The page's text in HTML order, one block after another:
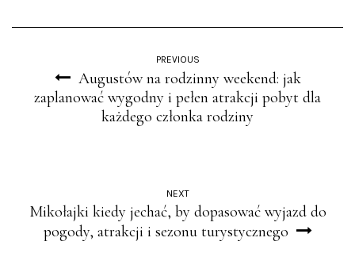
PREVIOUS
Augustów na rodzinny weekend: jak
zaplanować wygodny i pełen atrakcji pobyt dla
każdego członka rodziny
NEXT
Mikołajki kiedy jechać, by dopasować wyjazd do
pogody, atrakcji i sezonu turystycznego